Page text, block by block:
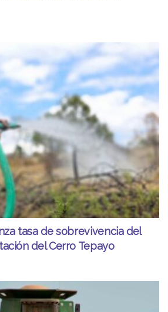
tasa de sobrevivencia del
del Cerro Tepayo